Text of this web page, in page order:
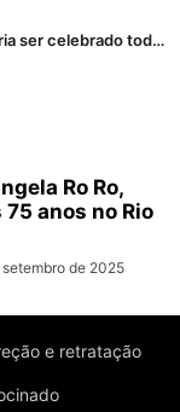
Dia dos pais: um amor que deveria ser celebrado todos os dias
Ro Ro,
75 anos no Rio
de 2025
e retratação